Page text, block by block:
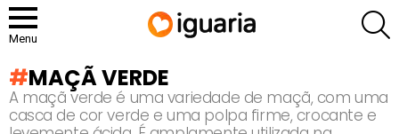
Menu
MAÇÃ VERDE
A maçã verde é uma variedade de maçã, com uma
casca de cor verde e uma polpa firme, crocante e